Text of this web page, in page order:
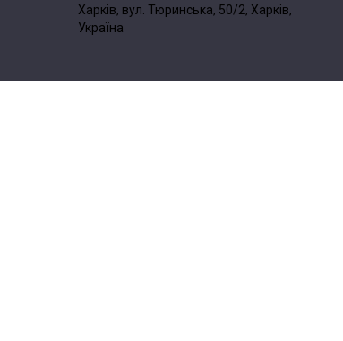
Харків, вул. Тюринська, 50/2, Харків,
Україна